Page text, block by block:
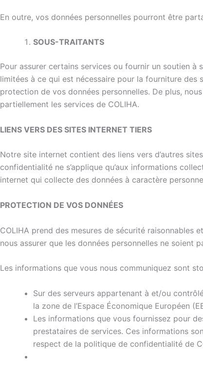
En outre, vos données personnelles pourront être
SOUS-TRAITANTS
Pour assurer certains services ou fournir un soutien
limitées à ce qui est nécessaire pour la fourniture
protection de vos données personnelles. De plus,
partiellement les services de COLIHA.
LIENS VERS DES SITES INTERNET TIERS
Notre site internet contient des liens vers d’autres
confidentialité ne s’applique qu’aux informations
internet qui collecte des données à caractère
PROTECTION DE VOS DONNÉES
COLIHA prend des mesures de sécurité raisonnables
nous assurer que les données personnelles ne soient
Les informations que vous nous communiquez sont
Sur des serveurs appartenant à et/ou
la zone de l’Espace Économique Européen
Les informations que vous fournissez pour
prestataires de services. Ces informations
respect de la politique de confidentialité de